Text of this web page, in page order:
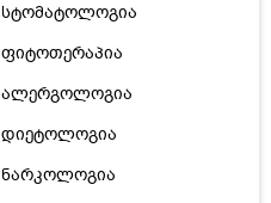
სტომატოლოგია
ფიტოთერაპია
ალერგოლოგია
დიეტოლოგია
ნარკოლოგია